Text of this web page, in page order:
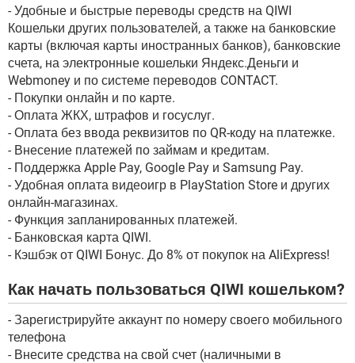
- Удобные и быстрые переводы средств на QIWI
Кошельки других пользователей, а также на банковские
карты (включая карты иностранных банков), банковские
счета, на электронные кошельки Яндекс.Деньги и
Webmoney и по системе переводов CONTACT.
- Покупки онлайн и по карте.
- Оплата ЖКХ, штрафов и госуслуг.
- Оплата без ввода реквизитов по QR-коду на платежке.
- Внесение платежей по займам и кредитам.
- Поддержка Apple Pay, Google Pay и Samsung Pay.
- Удобная оплата видеоигр в PlayStation Store и других
онлайн-магазинах.
- Функция запланированных платежей.
- Банковская карта QIWI.
- Кэшбэк от QIWI Бонус. До 8% от покупок на AliExpress!
Как начать пользоваться QIWI кошельком?
- Зарегистрируйте аккаунт по номеру своего мобильного
телефона
- Внесите средства на свой счет (наличными в